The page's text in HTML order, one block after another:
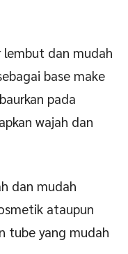
lembut dan mudah
base make
pada
wajah dan
dan mudah
ataupun
tube yang mudah